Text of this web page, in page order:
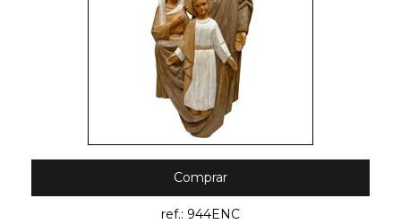
Comprar
ref.: 944ENC